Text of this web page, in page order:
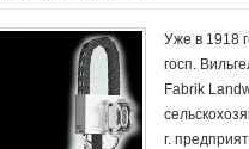
Уже в 1918
госп.
Fabrik
г.